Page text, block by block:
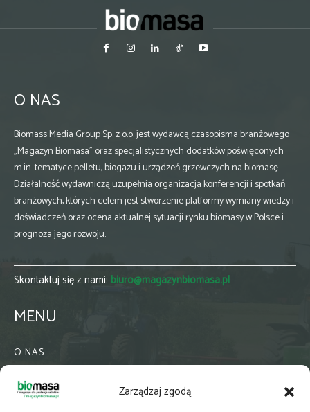
Zarządzaj zgodą
O NAS
Biomass Media Group Sp. z o.o. jest wydawcą czasopisma branżowego
„Magazyn Biomasa” oraz specjalistycznych dodatków poświęconych
m.in. tematyce pelletu, biogazu i urządzeń grzewczych na biomasę.
Działalność wydawniczą uzupełnia organizacja konferencji i spotkań
branżowych, których celem jest stworzenie platformy wymiany wiedzy i
doświadczeń oraz ocena aktualnej sytuacji rynku biomasy w Polsce i
prognoza jego rozwoju.
Skontaktuj się z nami: biuro@magazynbiomasa.pl
MENU
O NAS
WSPÓŁPRACA